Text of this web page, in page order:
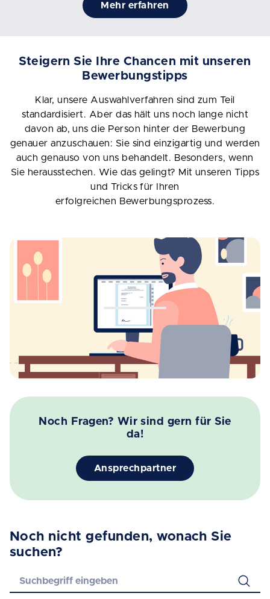
Mehr erfahren
Steigern Sie Ihre Chancen mit unseren
Bewerbungstipps
Klar, unsere Auswahlverfahren sind zum Teil
standardisiert. Aber das hält uns noch lange nicht
davon ab, uns die Person hinter der Bewerbung
genauer anzuschauen: Sie sind einzigartig und werden
auch genauso von uns behandelt. Besonders, wenn
Sie herausstechen. Wie das gelingt? Mit unseren Tipps
und Tricks für Ihren
erfolgreichen Bewerbungsprozess.
Noch Fragen? Wir sind gern für Sie
da!
Ansprechpartner
Noch nicht gefunden, wonach Sie
suchen?